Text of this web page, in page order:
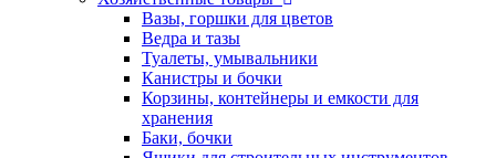
Вазы, горшки для цветов
Ведра и тазы
Туалеты, умывальники
Канистры и бочки
Корзины, контейнеры и емкости для
хранения
Баки, бочки